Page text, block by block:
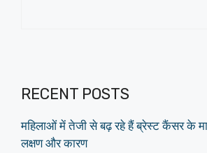
RECENT POSTS
महिलाओं में तेजी से बढ़ रहे हैं ब्रेस्ट कैंसर के
लक्षण और कारण